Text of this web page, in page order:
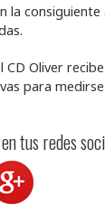
la
Oliver
para
tus redes